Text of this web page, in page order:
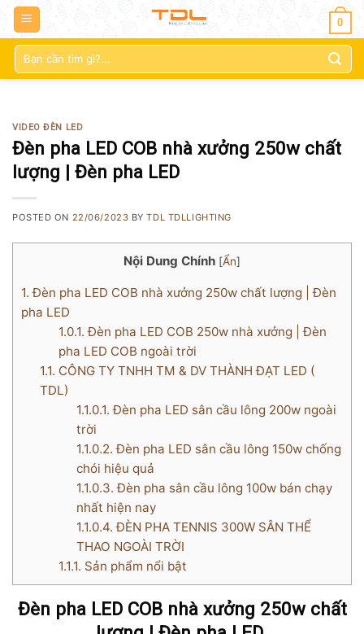
0
Tìm
kiếm:
VIDEO ĐÈN LED
Đèn pha LED COB nhà xưởng 250w chất
lượng | Đèn pha LED
POSTED ON 22/06/2023 BYTDL TDLLIGHTING
Nội Dung Chính [Ẩn]
1. Đèn pha LED COB nhà xưởng 250w chất lượng | Đèn
pha LED
1.0.1. Đèn pha LED COB 250w nhà xưởng | Đèn
pha LED COB ngoài trời
1.1. CÔNG TY TNHH TM & DV THÀNH ĐẠT LED (
TDL)
1.1.0.1. Đèn pha LED sân cầu lông 200w ngoài
trời
1.1.0.2. Đèn pha LED sân cầu lông 150w chống
chói hiệu quả
1.1.0.3. Đèn pha sân cầu lông 100w bán chạy
nhất hiện nay
1.1.0.4. ĐÈN PHA TENNIS 300W SÂN THỂ
THAO NGOÀI TRỜI
1.1.1. Sản phẩm nổi bật
Đèn pha LED COB nhà xưởng 250w chất